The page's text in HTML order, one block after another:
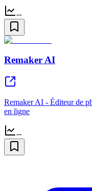
--
Remaker AI
Remaker AI - Éditeur de
en ligne
--